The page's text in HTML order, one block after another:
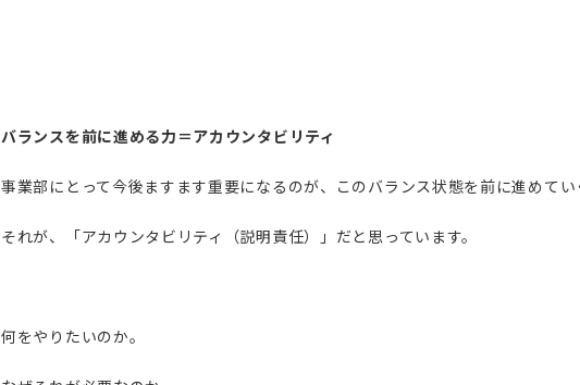
バランスを前に進める力＝アカウンタビリティ
事業部にとって今後ますます重要になるのが、このバランス状態を前に進めてい
それが、「アカウンタビリティ（説明責任）」だと思っています。
何をやりたいのか。